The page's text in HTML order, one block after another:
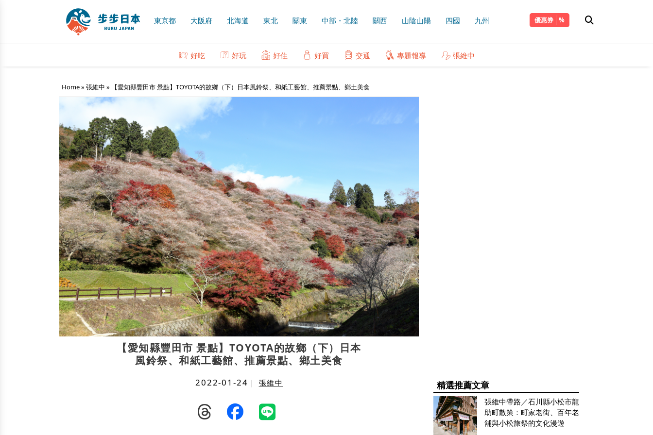
東京都 大阪府 北海道 東北 關東 中部・北陸 關西 山陰山陽 四國 九州 優惠券
好吃 好玩 好住 好買 交通 專題報導 張維中
Home» 張維中 » 【愛知縣豐田市 景點】TOYOTA的故鄉（下）日本風鈴祭、和紙工藝館、推薦景點、鄉土美食
【愛知縣豐田市 景點】TOYOTA的故鄉（下）日本
風鈴祭、和紙工藝館、推薦景點、鄉土美食
2022-01-24 ｜ 張維中 精選推薦文章
張維中帶路／石川縣小松市龍
助町散策：町家老街、百年老
舖與小松旅祭的文化漫遊